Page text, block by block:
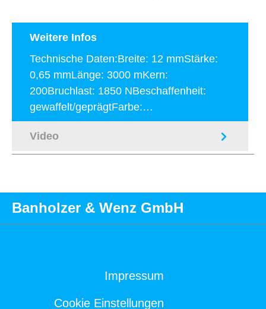
Weitere Infos
Technische Daten:Breite: 12 mmStärke:
0,65 mmLänge: 3000 mKern:
200Bruchlast: 1850 NBeschaffenheit:
gewaffelt/geprägtFarbe:…
Video
Banholzer & Wenz GmbH
Impressum
Cookie Einstellungen